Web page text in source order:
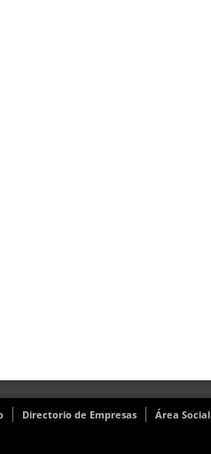
Directorio de Empresas
Área Social